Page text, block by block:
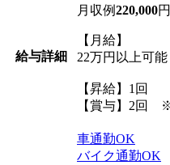
給与詳細
月収例220,000円
【月給】
22万円以上可能
【昇給】1回
【賞与】2回
車通勤OK
バイク通勤OK